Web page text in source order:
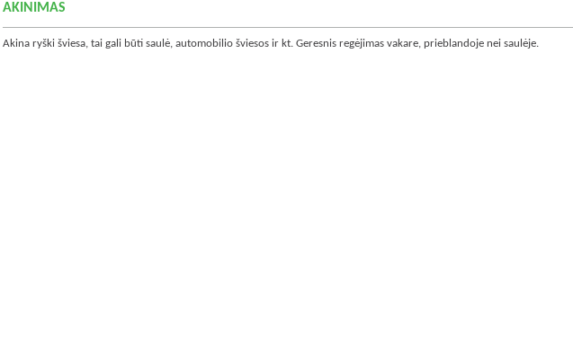
AKINIMAS
Akina ryški šviesa, tai gali būti saulė, automobilio šviesos ir kt. Geresnis regėjimas vakare, prieblandoje nei saulėje.